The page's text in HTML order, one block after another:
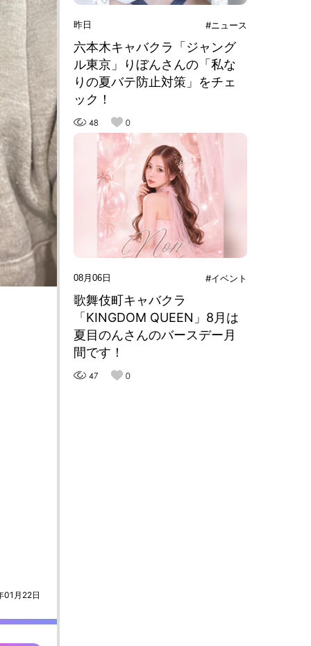
01月22日
昨日 #ニュース
六本木キャバクラ「ジャング
ル東京」りぼんさんの「私な
りの夏バテ防止対策」をチェ
ック！
48 0
08月06日 #イベント
歌舞伎町キャバクラ
「KINGDOM QUEEN」8月は
夏目のんさんのバースデー月
間です！
47 0